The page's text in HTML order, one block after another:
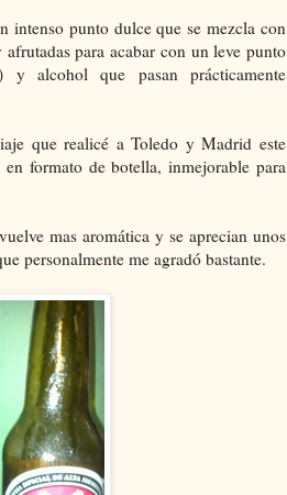
intenso punto dulce que se mezcla con
para acabar con un leve punto
alcohol que pasan prácticamente
que realicé a Toledo y Madrid este
formato de botella, inmejorable para
mas aromática y se aprecian unos
personalmente me agradó bastante.